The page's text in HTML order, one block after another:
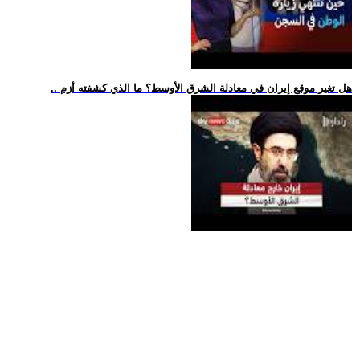
.. هل تغير موقع إيران في معادلة الشرق الأوسط؟ ما الذي كشفته أزم